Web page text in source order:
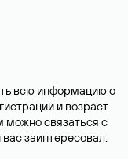
всю информацию о
и возраст
можно связаться с
заинтересовал.